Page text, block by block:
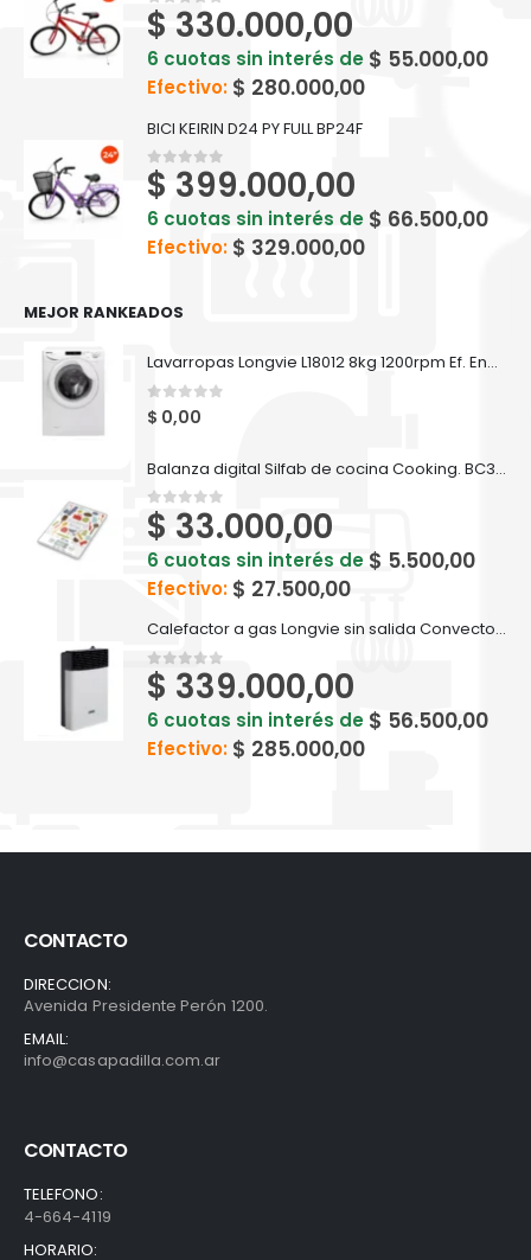
0out of 5
$ 330.000,00
6 cuotas sin interés de $ 55.000,00
Efectivo: $ 280.000,00
BICI KEIRIN D24 PY FULL BP24F
0out of 5
$ 399.000,00
6 cuotas sin interés de $ 66.500,00
Efectivo: $ 329.000,00
MEJOR RANKEADOS
Lavarropas Longvie L18012 8kg 1200rpm Ef. Energética A++
0 out of 5
$ 0,00
Balanza digital Silfab de cocina Cooking. BC300
0out of 5
$ 33.000,00
6 cuotas sin interés de $ 5.500,00
Efectivo: $ 27.500,00
Calefactor a gas Longvie sin salida Convector Eca3s 3200 Kcal Recta
0out of 5
$ 339.000,00
6 cuotas sin interés de $ 56.500,00
Efectivo: $ 285.000,00
CONTACTO
DIRECCION:
Avenida Presidente Perón 1200.
EMAIL:
info@casapadilla.com.ar
CONTACTO
TELEFONO:
4-664-4119
HORARIO: